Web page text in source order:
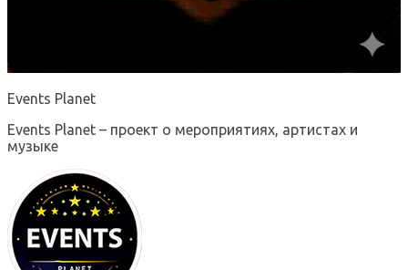
Events Planet
Events Planet – проект о мероприятиях, артистах и
музыке